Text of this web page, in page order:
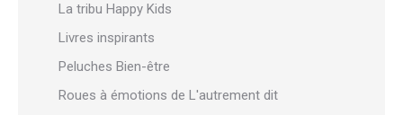
La tribu Happy Kids
Livres inspirants
Peluches Bien-être
Roues à émotions de L'autrement dit